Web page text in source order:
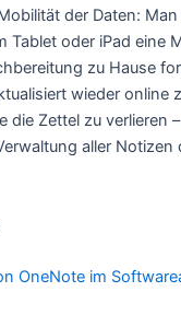
der Daten:
Tablet oder iPad eine
zu Hause
wieder online
die Zettel zu verlieren
aller Notizen
OneNote im